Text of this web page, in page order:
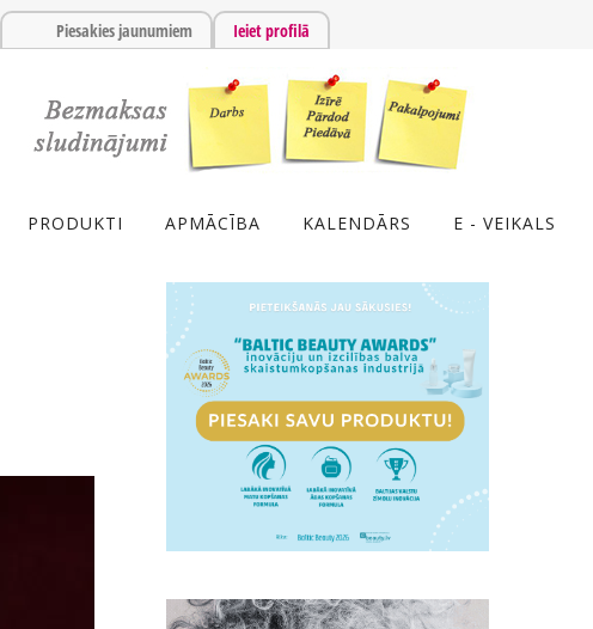
Piesakies jaunumiem Ieiet profilā
PRODUKTI APMĀCĪBA KALENDĀRS E - VEIKALS